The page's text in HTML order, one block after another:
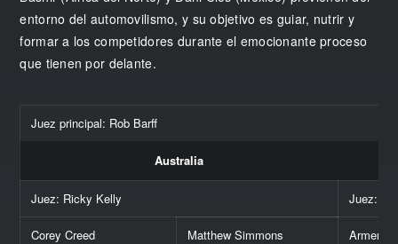
entorno del automovilismo, y su objetivo es guiar, nutrir y
formar a los competidores durante el emocionante proceso
que tienen por delante.
Juez principal: Rob Barff
Australia
Juez: Ricky Kelly Juez:
Corey Creed Matthew Simmons Armen